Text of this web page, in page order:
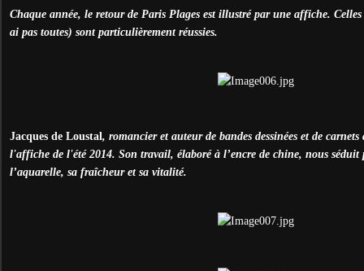
Chaque année, le retour de Paris Plages est illustré par une affiche.
ai pas toutes) sont particulièrement réussies.
Jacques de Loustal, romancier et auteur de bandes dessinées et de carnets
l'affiche de l'été 2014. Son travail, élaboré à l’encre de chine, nous séduit
l’aquarelle, sa fraîcheur et sa vitalité.